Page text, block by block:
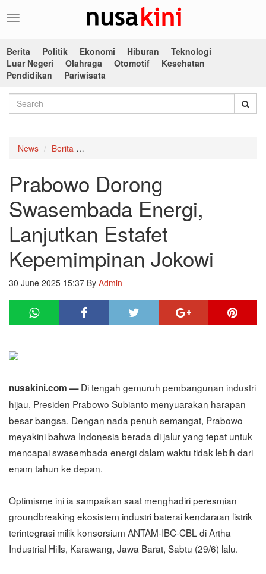
Toggle
Berita
Politik Ekonomi Hiburan
Teknologi
Luar Negeri
Olahraga Otomotif
Kesehatan
Pendidikan
Pariwisata
News Berita
Prabowo Dorong
Swasembada Energi,
Lanjutkan Estafet
Kepemimpinan Jokowi
30 June 2025 15:37 By Admin
nusakini.com —Di tengah gemuruh pembangunan industri
hijau, Presiden Prabowo Subianto menyuarakan harapan
besar bangsa. Dengan nada penuh semangat, Prabowo
meyakini bahwa Indonesia berada di jalur yang tepat untuk
mencapai swasembada energi dalam waktu tidak lebih dari
enam tahun ke depan.
Optimisme ini ia sampaikan saat menghadiri peresmian
groundbreaking ekosistem industri baterai kendaraan listrik
terintegrasi milik konsorsium ANTAM-IBC-CBL di Artha
Industrial Hills, Karawang, Jawa Barat, Sabtu (29/6) lalu.